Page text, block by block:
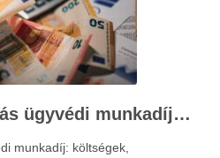
Fizetési meghagyás ügyvédi munkadíja: teljes költségvetési útmutató
munkadíj: költségek,